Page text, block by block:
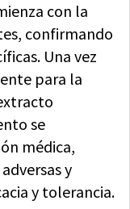
con la
confirmando
Una vez
para la
se
médica,
y
y tolerancia.